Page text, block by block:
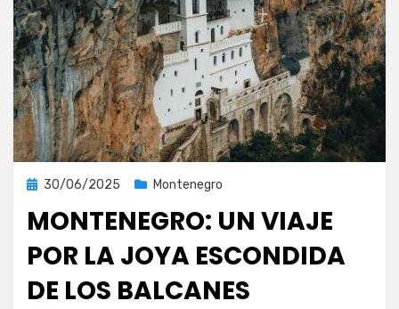
Publicada
30/06/2025 Montenegro
MONTENEGRO: UN VIAJE
POR LA JOYA ESCONDIDA
DE LOS BALCANES